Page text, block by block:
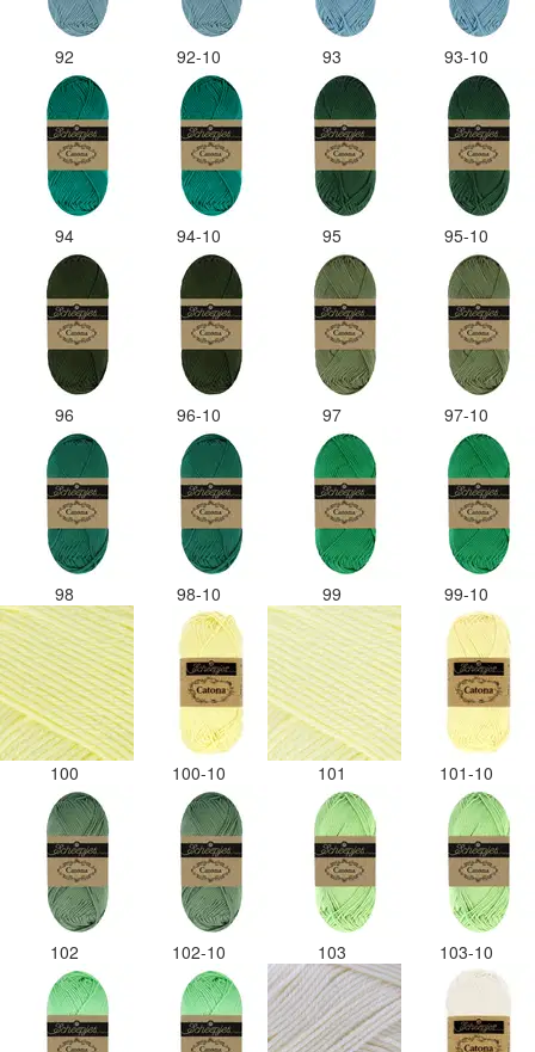
92 92-10 93 93-10
94 94-10 95 95-10
96 96-10 97 97-10
98 98-10 99 99-10
100 100-10 101 101-10
102 102-10 103 103-10